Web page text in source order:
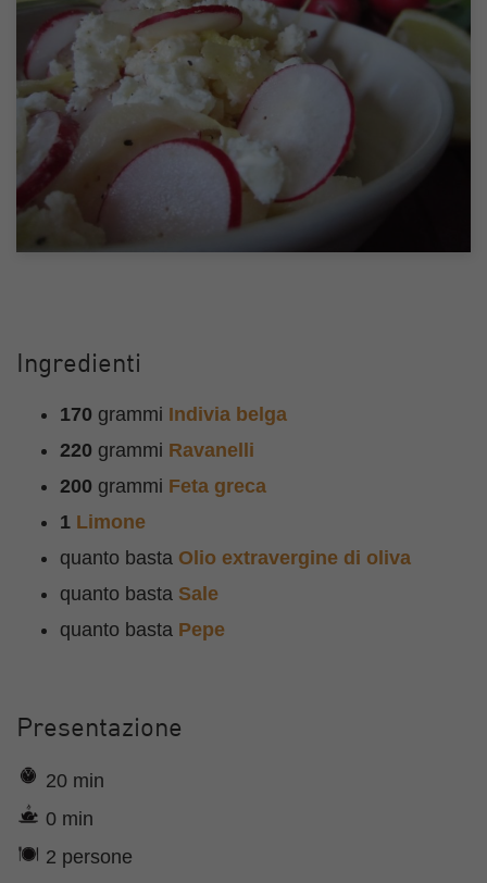
Ingredienti
170 grammi Indivia belga
220 grammi Ravanelli
200 grammi Feta greca
1 Limone
quanto basta Olio extravergine di oliva
quanto basta Sale
quanto basta Pepe
Presentazione
20 min
0 min
2 persone